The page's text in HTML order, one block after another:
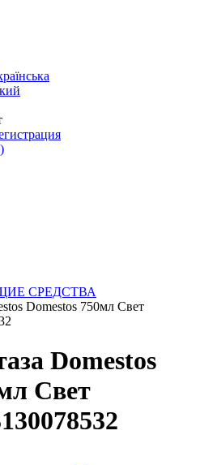
СРЕДСТВА
Domestos 750мл Свет
Domestos
Свет